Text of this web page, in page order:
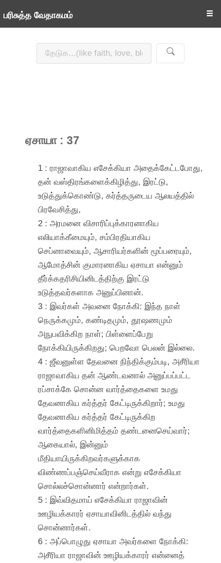
பரிசுத்த வேதாகமம் ☰
ஏசாயா : 37
1 : ராஜாவாகிய எசேக்கியா அதைக்கேட்டபோது,
தன் வஸ்திரங்களைக்கிழித்து, இரட்டு,
உடுத்துக்கொண்டு, கர்த்தருடைய ஆலயத்தில்
பிரவேசித்து,
2 : அரமனை விசாரிப்புக்காரனாகிய
எலியாக்கீமையும், சம்பிரதியாகிய
செப்னாவையும், ஆசாரியர்களின் மூப்பரையும்,
ஆமோத்சின் குமாரனாகிய ஏசாயா என்னும்
தீர்க்கதரிசியினிடத்திற்கு இரட்டு
உடுத்தவர்களாக அனுப்பினான்.
3 : இவர்கள் அவனை நோக்கி: இந்த நாள்
நெருக்கமும், கண்டிதமும், தூஷணமும்
அநுபவிக்கிற நாள்; பிள்ளைப்பேறு
நோக்கியிருக்கிறது; பெறவோ பெலன் இல்லை.
4 : ஜீவனுள்ள தேவனை நிந்திக்கும்படி, அசீரியா
ராஜாவாகிய தன் ஆண்டவனால் அனுப்பப்பட்ட
ரப்சாக்கே சொன்ன வார்த்தைகளை உமது
தேவனாகிய கர்த்தர் கேட்டிருக்கிறார்; உமது
தேவனாகிய கர்த்தர் கேட்டிருக்கிற
வார்த்தைகளினிமித்தம் தண்டனைசெய்வார்;
ஆகையால், இன்னும்
மீதியாயிருக்கிறவர்களுக்காக
விண்ணப்பஞ்செய்வீராக என்று எசேக்கியா
சொல்லச்சொன்னார் என்றார்கள்.
5 : இவ்விதமாய் எசேக்கியா ராஜாவின்
ஊழியக்காரர் ஏசாயாவினிடத்தில் வந்து
சொன்னார்கள்.
6 : அப்பொழுது ஏசாயா அவர்களை நோக்கி:
அசீரியா ராஜாவின் ஊழியக்காரர் என்னைத்